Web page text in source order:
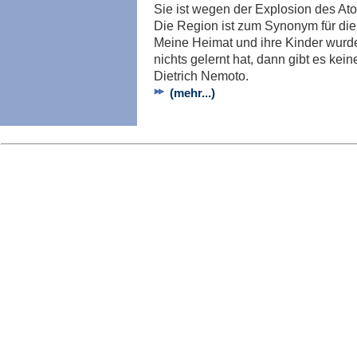
Sie ist wegen der Explosion des
Die Region ist zum Synonym für
Meine Heimat und ihre Kinder
nichts gelernt hat, dann gibt es
Dietrich Nemoto.
(mehr...)